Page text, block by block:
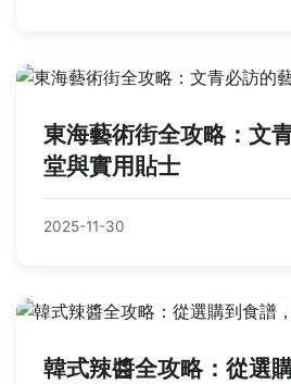
東海藝術街全攻略：文
堂與實用貼士
2025-11-30
韓式辣醬全攻略：從選